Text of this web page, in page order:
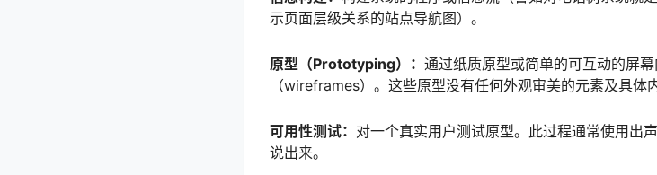
示页面层级关系的站点导航图）。
原型（Prototyping）： 通过纸质原型或简单的可互动的屏
（wireframes）。这些原型没有任何外观审美的元素及具体
可用性测试： 对一个真实用户测试原型。此过程通常使用出
说出来。